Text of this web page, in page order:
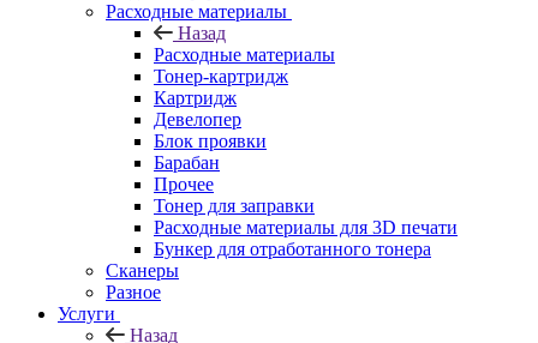
Расходные материалы
Назад
Расходные материалы
Тонер-картридж
Картридж
Девелопер
Блок проявки
Барабан
Прочее
Тонер для заправки
Расходные материалы для 3D печати
Бункер для отработанного тонера
Сканеры
Разное
Услуги
Назад